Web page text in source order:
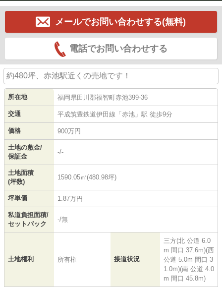
メールでお問い合わせする(無料)
電話でお問い合わせする
約480坪、赤池駅近くの売地です！
所在地 福岡県 田川郡福智町赤池399-36
交通 平成筑豊鉄道伊田線 「 赤池 」駅 徒歩9分
価格 900万円
土地の敷金/
保証金
-/-
土地面積
(坪数)
1590.05㎡(480.98坪)
坪単価 1.87万円
私道負担面積/
セットバック
-/無
土地権利 所有権 接道状況
三方(北 公道 6.0
m 間口 37.6m)(西
公道 5.0m 間口 3
1.0m)(南 公道 4.0
m 間口 45.8m)